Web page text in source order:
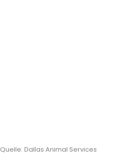
Quelle: Dallas Animal Services